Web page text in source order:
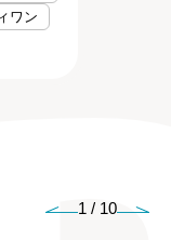
ワン
1 / 10